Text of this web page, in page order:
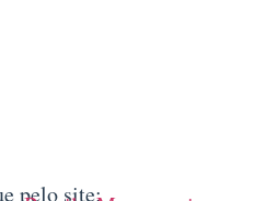
pelo site: